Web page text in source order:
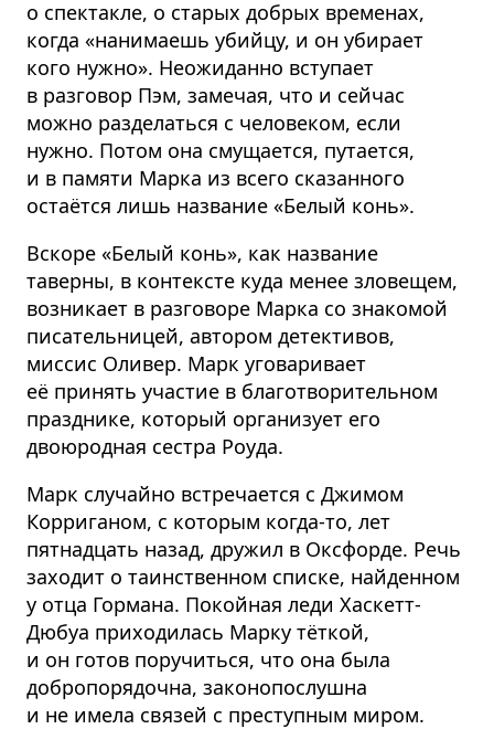
о спектакле, о старых добрых временах,
когда «нанимаешь убийцу, и он убирает
кого нужно». Неожиданно вступает
в разговор Пэм, замечая, что и сейчас
можно разделаться с человеком, если
нужно. Потом она смущается, путается,
и в памяти Марка из всего сказанного
остаётся лишь название «Белый конь».
Вскоре «Белый конь», как название
таверны, в контексте куда менее зловещем,
возникает в разговоре Марка со знакомой
писательницей, автором детективов,
миссис Оливер. Марк уговаривает
её принять участие в благотворительном
празднике, который организует его
двоюродная сестра Роуда.
Марк случайно встречается с Джимом
Корриганом, с которым когда-то, лет
пятнадцать назад, дружил в Оксфорде. Речь
заходит о таинственном списке, найденном
у отца Гормана. Покойная леди Хаскетт-
Дюбуа приходилась Марку тёткой,
и он готов поручиться, что она была
добропорядочна, законопослушна
и не имела связей с преступным миром.